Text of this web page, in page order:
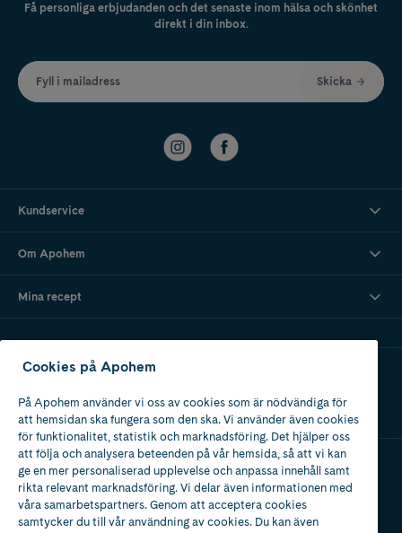
Få personliga erbjudanden och det senaste inom hälsa och skönhet
direkt i din inbox.
Fyll i mailadress Skicka
Kundservice
Om Apohem
Mina recept
Ladda ner vår app
Apotek med tillstånd
av Läkemedelsverket
Cookies på Apohem
På Apohem använder vi oss av cookies som är nödvändiga för
att hemsidan ska fungera som den ska. Vi använder även cookies
för funktionalitet, statistik och marknadsföring. Det hjälper oss
att följa och analysera beteenden på vår hemsida, så att vi kan
ge en mer personaliserad upplevelse och anpassa innehåll samt
rikta relevant marknadsföring. Vi delar även informationen med
våra samarbetspartners. Genom att acceptera cookies
samtycker du till vår användning av cookies. Du kan även